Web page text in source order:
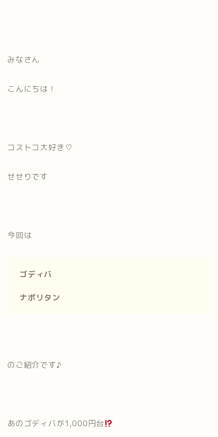
みなさん
こんにちは！
コストコ大好き♡
せせりです
今回は
ゴディバ
ナポリタン
のご紹介です♪
あのゴディバが1,000円台